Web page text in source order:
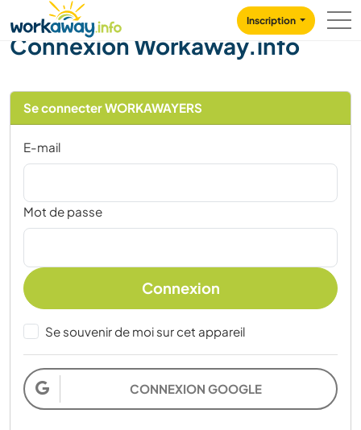
CONTENT
MAIN NAVIGATION
Inscription
Connexion Workaway.info
Se connecter WORKAWAYERS
E-mail
Mot de passe
Connexion
Se souvenir de moi sur cet appareil
CONNEXION GOOGLE